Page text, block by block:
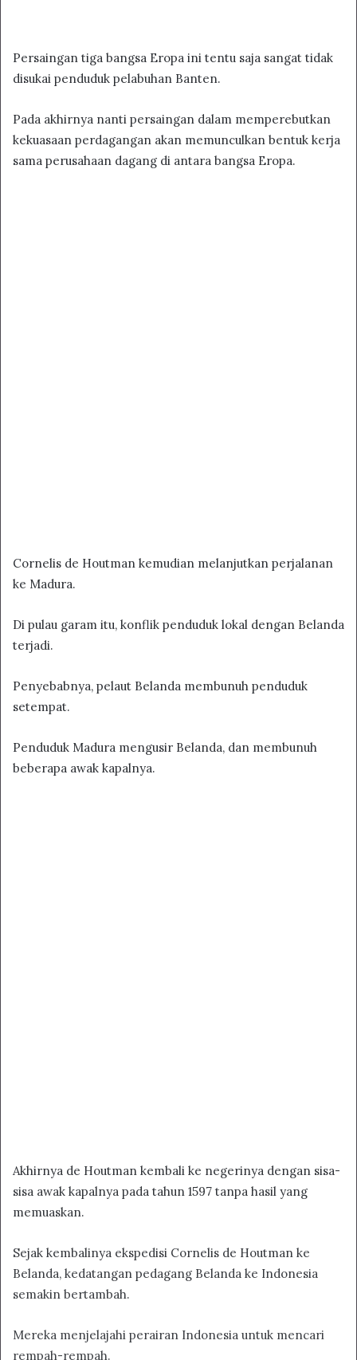
Persaingan tiga bangsa Eropa ini tentu saja sangat tidak
disukai penduduk pelabuhan Banten.
Pada akhirnya nanti persaingan dalam memperebutkan
kekuasaan perdagangan akan memunculkan bentuk kerja
sama perusahaan dagang di antara bangsa Eropa.
Cornelis de Houtman kemudian melanjutkan perjalanan
ke Madura.
Di pulau garam itu, konflik penduduk lokal dengan Belanda
terjadi.
Penyebabnya, pelaut Belanda membunuh penduduk
setempat.
Penduduk Madura mengusir Belanda, dan membunuh
beberapa awak kapalnya.
Akhirnya de Houtman kembali ke negerinya dengan sisa-
sisa awak kapalnya pada tahun 1597 tanpa hasil yang
memuaskan.
Sejak kembalinya ekspedisi Cornelis de Houtman ke
Belanda, kedatangan pedagang Belanda ke Indonesia
semakin bertambah.
Mereka menjelajahi perairan Indonesia untuk mencari
rempah-rempah.